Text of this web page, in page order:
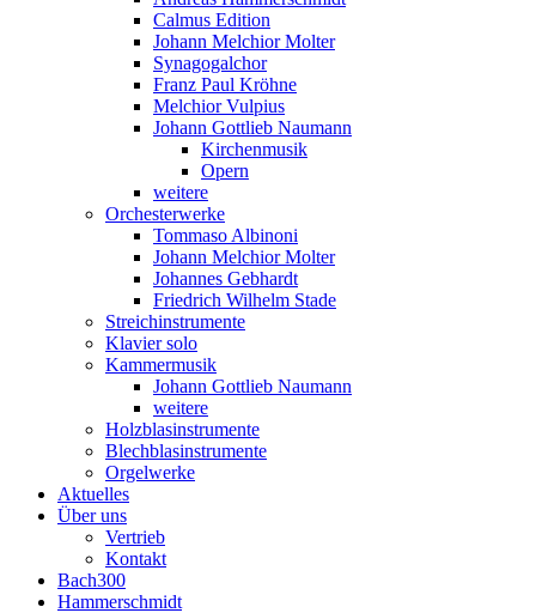
Calmus Edition
Johann Melchior Molter
Synagogalchor
Franz Paul Kröhne
Melchior Vulpius
Johann Gottlieb Naumann
Kirchenmusik
Opern
weitere
Orchesterwerke
Tommaso Albinoni
Johann Melchior Molter
Johannes Gebhardt
Friedrich Wilhelm Stade
Streichinstrumente
Klavier solo
Kammermusik
Johann Gottlieb Naumann
weitere
Holzblasinstrumente
Blechblasinstrumente
Orgelwerke
Aktuelles
Über uns
Vertrieb
Kontakt
Bach300
Hammerschmidt